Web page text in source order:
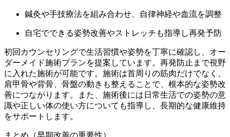
鍼灸や手技療法を組み合わせ、自律神経や血流を調整
自宅でできる姿勢改善やストレッチも指導し再発予防
初回カウンセリングで生活習慣や姿勢を丁寧に確認し、オー
ダーメイド施術プランを提案しています。再発防止まで視野
に入れた施術が可能です。施術は首周りの筋肉だけでなく、
肩甲骨や背骨、骨盤の動きも整えることで、根本的な姿勢改
善につながります。また、施術後には日常生活での姿勢の意
識や正しい体の使い方についても指導し、長期的な健康維持
をサポートします。
まとめ（早期改善の重要性）